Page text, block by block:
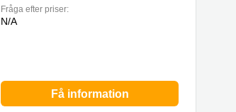
Fråga efter priser:
N/A
Få information